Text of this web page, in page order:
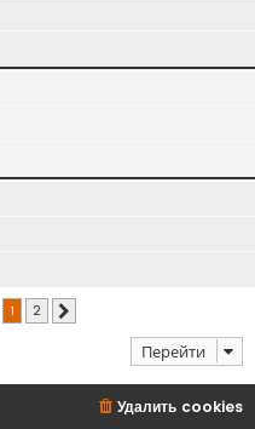
1 2
Перейти
Удалить cookies